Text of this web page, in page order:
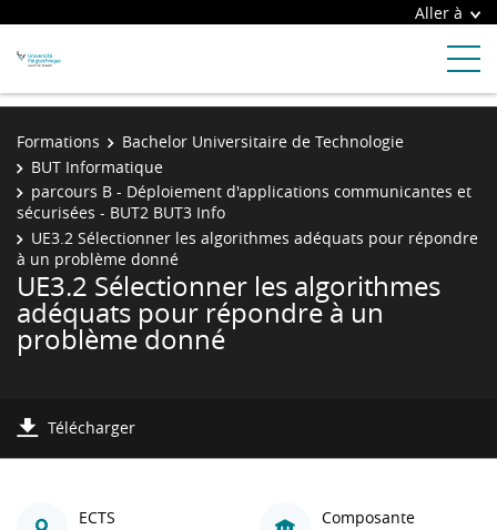
Aller à
Formations
Bachelor Universitaire de Technologie
BUT Informatique
parcours B - Déploiement d'applications communicantes et
sécurisées - BUT2 BUT3 Info
UE3.2 Sélectionner les algorithmes adéquats pour répondre
à un problème donné
UE3.2 Sélectionner les algorithmes
adéquats pour répondre à un
problème donné
Télécharger
ECTS
Composante